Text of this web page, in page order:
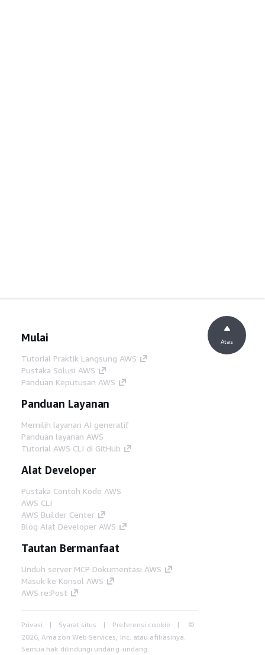
Mulai
Tutorial Praktik Langsung AWS
Pustaka Solusi AWS
Panduan Keputusan AWS
Panduan Layanan
Memilih layanan AI generatif
Panduan layanan AWS
Tutorial AWS CLI di GitHub
Alat Developer
Pustaka Contoh Kode AWS
AWS CLI
AWS Builder Center
Blog Alat Developer AWS
Tautan Bermanfaat
Unduh server MCP Dokumentasi AWS
Masuk ke Konsol AWS
AWS re:Post
Privasi Syarat situs Preferensi cookie
©
2026, Amazon Web Services, Inc. atau afiliasinya.
Semua hak dilindungi undang-undang.
Atas